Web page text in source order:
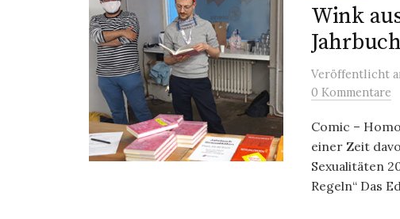
Wink
Veröffentlicht
0 Kommentare
Comic –
einer Zeit
Sexualitäten
Regeln“ Das